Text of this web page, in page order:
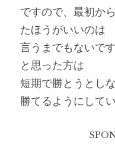
ですので、最初か
たほうがいいのは
言うまでもないで
と思った方は
短期で勝とうとし
勝てるようにして